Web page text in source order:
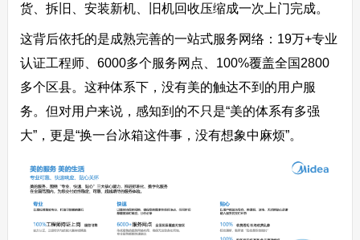
货、拆旧、安装新机、旧机回收压缩成一次上门完成。
这背后依托的是成熟完善的一站式服务网络：19万+专业
认证工程师、6000多个服务网点、100%覆盖全国2800
多个区县。这种体系下，没有美的触达不到的用户服
务。但对用户来说，感知到的不只是“美的体系有多强
大”，更是“换一台冰箱这件事，没有想象中麻烦”。